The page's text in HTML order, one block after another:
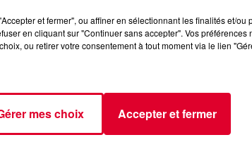
et fermer", ou affiner en sélectionnant les finalités et/ou
en cliquant sur "Continuer sans accepter". Vos
ou retirer votre consentement à tout moment via le lien
mes choix Accepter et fermer